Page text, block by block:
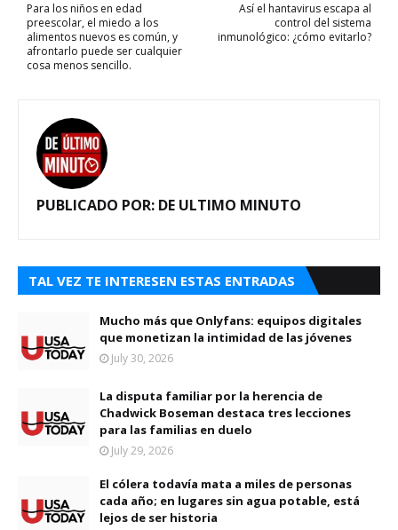
Así el hantavirus escapa al
control del sistema
inmunológico: ¿cómo evitarlo?
Para los niños en edad
preescolar, el miedo a los
alimentos nuevos es común, y
afrontarlo puede ser cualquier
cosa menos sencillo.
PUBLICADO POR: DE ULTIMO MINUTO
TAL VEZ TE INTERESEN ESTAS ENTRADAS
Mucho más que Onlyfans: equipos digitales
que monetizan la intimidad de las jóvenes
July 30, 2026
La disputa familiar por la herencia de
Chadwick Boseman destaca tres lecciones
para las familias en duelo
July 29, 2026
El cólera todavía mata a miles de personas
cada año; en lugares sin agua potable, está
lejos de ser historia